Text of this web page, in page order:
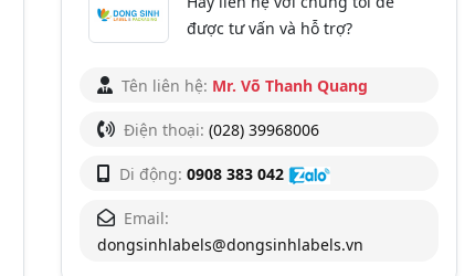
được tư vấn và hỗ trợ?
Tên liên hệ: Mr. Võ Thanh Quang
Điện thoại: (028) 39968006
Di động: 0908 383 042
Email:
dongsinhlabels@dongsinhlabels.vn